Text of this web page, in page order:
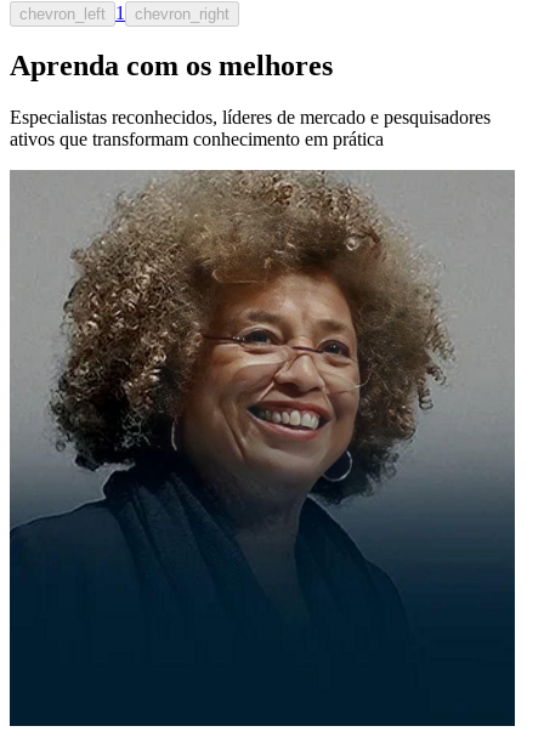
chevron_left 1 chevron_right
Aprenda com os melhores
Especialistas reconhecidos, líderes de mercado e pesquisadores
ativos que transformam conhecimento em prática